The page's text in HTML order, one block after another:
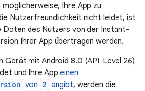
Ihre App zu
Nutzerfreundlichkeit nicht leidet, ist
Daten des Nutzers von der Instant-
Ihrer App übertragen werden.
Gerät mit Android 8.0 (API-Level 26)
und Ihre App einen
von 2 angibt, werden die